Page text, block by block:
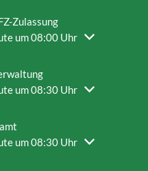
Zulassung
oder Schließzeiten
um 08:00 Uhr
oder Schließzeiten
um 08:30 Uhr
oder Schließzeiten
um 08:30 Uhr